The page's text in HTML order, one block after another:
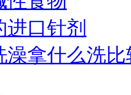
口针剂
澡拿什么洗比